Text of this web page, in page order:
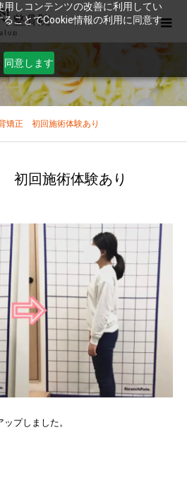
用しコンテンツの改善に利用してい
ことでCookie情報の利用に同意す
同意します
矯正 初回施術体験あり
初回施術体験あり
プしました。